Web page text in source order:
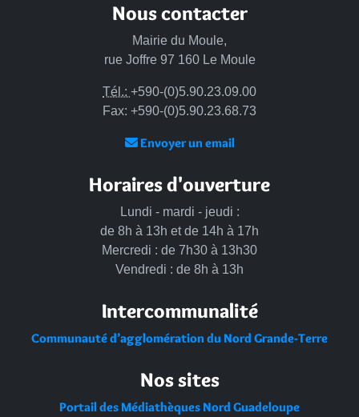
Nous contacter
Mairie du Moule,
rue Joffre 97 160 Le Moule
Tél.: +590-(0)5.90.23.09.00
Fax: +590-(0)5.90.23.68.73
Envoyer un email
Horaires d'ouverture
Lundi - mardi - jeudi :
de 8h à 13h et de 14h à 17h
Mercredi : de 7h30 à 13h30
Vendredi : de 8h à 13h
Intercommunalité
Communauté d’agglomération du Nord Grande-Terre
Nos sites
Portail des Médiathèques Nord Guadeloupe